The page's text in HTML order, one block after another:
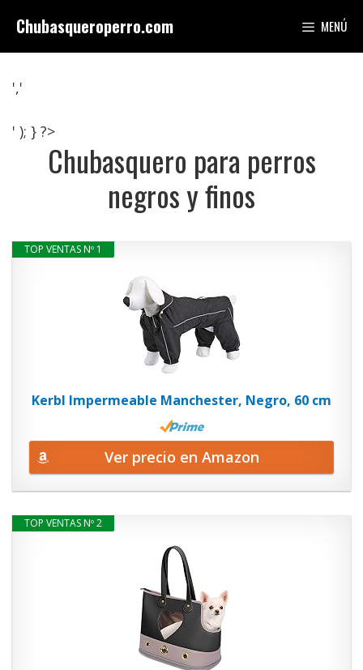
contenido
Chubasqueroperro.com MENÚ
','
' ); } ?>
Chubasquero para perros
negros y finos
TOP VENTAS Nº 1
Kerbl Impermeable Manchester, Negro, 60 cm
Ver precio en Amazon
TOP VENTAS Nº 2